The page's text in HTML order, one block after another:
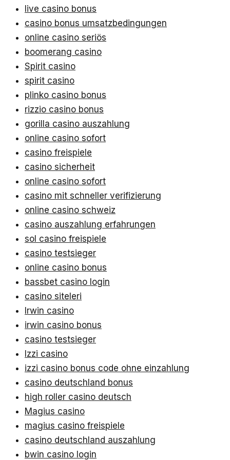
live casino bonus
casino bonus umsatzbedingungen
online casino seriös
boomerang casino
Spirit casino
spirit casino
plinko casino bonus
rizzio casino bonus
gorilla casino auszahlung
online casino sofort
casino freispiele
casino sicherheit
online casino sofort
casino mit schneller verifizierung
online casino schweiz
casino auszahlung erfahrungen
sol casino freispiele
casino testsieger
online casino bonus
bassbet casino login
casino siteleri
Irwin casino
irwin casino bonus
casino testsieger
Izzi casino
izzi casino bonus code ohne einzahlung
casino deutschland bonus
high roller casino deutsch
Magius casino
magius casino freispiele
casino deutschland auszahlung
bwin casino login